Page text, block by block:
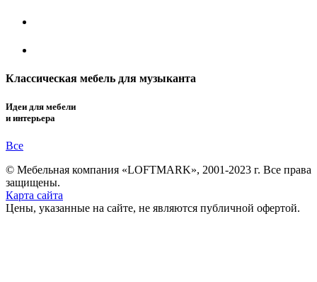
Классическая мебель для музыканта
Идеи для мебели
и интерьера
Все
© Мебельная компания «LOFTMARK», 2001-2023 г. Все права
защищены.
Карта сайта
Цены, указанные на сайте, не являются публичной офертой.